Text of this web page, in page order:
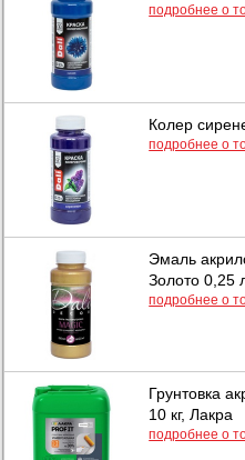
подробнее о
Колер
подробнее о
Эмаль
Золото 0,25
подробнее о
Грунтовка
10 кг, Лакра
подробнее о